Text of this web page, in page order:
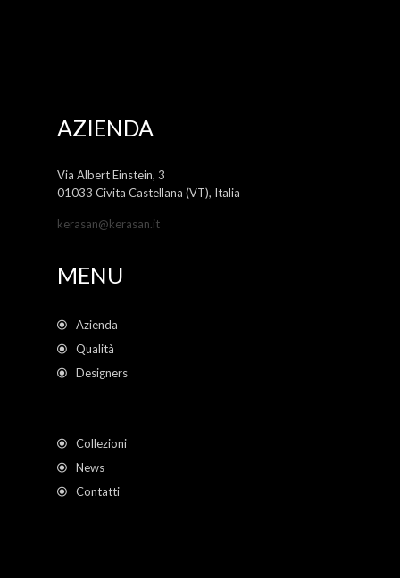
AZIENDA
Via Albert Einstein, 3
01033 Civita Castellana (VT), Italia
kerasan@kerasan.it
MENU
Azienda
Qualità
Designers
Collezioni
News
Contatti